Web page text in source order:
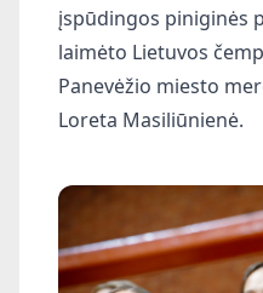
įspūdingos piniginės
laimėto Lietuvos
Panevėžio miesto
Loreta Masiliūnienė.